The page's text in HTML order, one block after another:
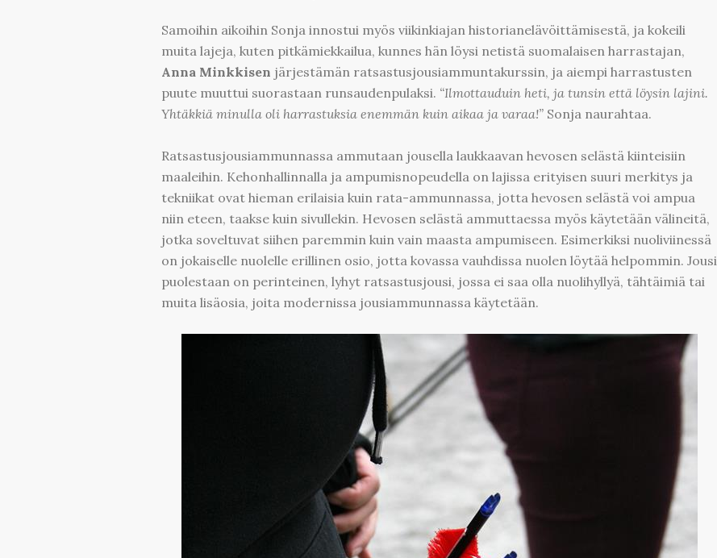
Samoihin aikoihin Sonja innostui myös viikinkiajan historianelävöittämisestä, ja kokeili
muita lajeja, kuten pitkämiekkailua, kunnes hän löysi netistä suomalaisen harrastajan,
Anna Minkkisen järjestämän ratsastusjousiammuntakurssin, ja aiempi harrastusten
puute muuttui suorastaan runsaudenpulaksi. “Ilmottauduin heti, ja tunsin että löysin lajini.
Yhtäkkiä minulla oli harrastuksia enemmän kuin aikaa ja varaa!”Sonja naurahtaa.
Ratsastusjousiammunnassa ammutaan jousella laukkaavan hevosen selästä kiinteisiin
maaleihin. Kehonhallinnalla ja ampumisnopeudella on lajissa erityisen suuri merkitys ja
tekniikat ovat hieman erilaisia kuin rata-ammunnassa, jotta hevosen selästä voi ampua
niin eteen, taakse kuin sivullekin. Hevosen selästä ammuttaessa myös käytetään välineitä,
jotka soveltuvat siihen paremmin kuin vain maasta ampumiseen. Esimerkiksi nuoliviinessä
on jokaiselle nuolelle erillinen osio, jotta kovassa vauhdissa nuolen löytää helpommin. Jousi
puolestaan on perinteinen, lyhyt ratsastusjousi, jossa ei saa olla nuolihyllyä, tähtäimiä tai
muita lisäosia, joita modernissa jousiammunnassa käytetään.